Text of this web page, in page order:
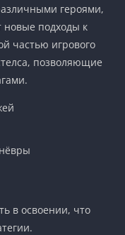
героями,
новые подходы к
частью игрового
позволяющие
в освоении, что